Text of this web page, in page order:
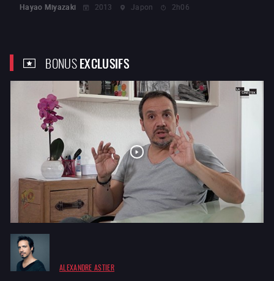
Hayao Miyazaki
2013 Japon 2h06
BONUSEXCLUSIFS
ALEXANDRE ASTIER